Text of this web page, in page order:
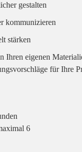
gestalten
kommunizieren
stärken
Ihren eigenen
für Ihre
6